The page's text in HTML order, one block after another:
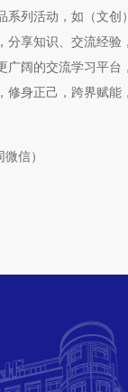
系列活动，如（文
分享知识、交流经
广阔的交流学习平
修身正己，跨界赋能
信）